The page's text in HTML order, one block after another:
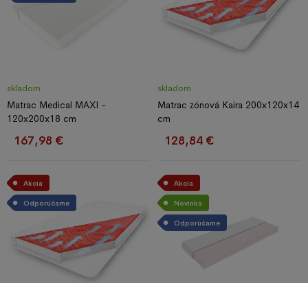
skladom
Matrac Medical MAXI -
120x200x18 cm
167,98 €
skladom
Matrac zónová Kaira 200x120x14
cm
128,84 €
Akcia
Odporúčame
Akcia
Novinka
Odporúčame